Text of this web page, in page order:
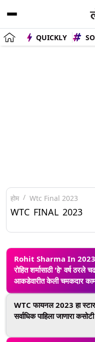
QUICKLY
होम Wtc Final 2023
WTC FINAL 2023
Rohit Sharma In 2023:
रोहित शर्मासाठी 'हे' वर्ष ठरले
आकडेवारीत केली चमकदार
आयसीसीसी ट्राॅफीमध्ये मिळाली
WTC फायनल 2023 हा स्टार
सर्वाधिक पाहिला जाणारा